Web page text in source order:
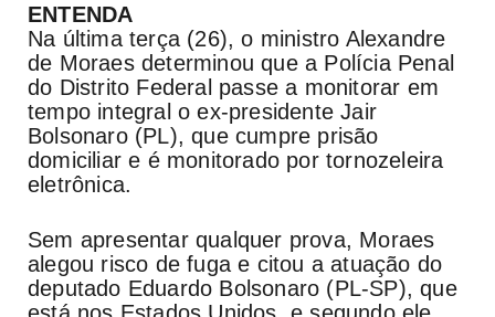
ENTENDA
Na última terça (26), o ministro Alexandre
de Moraes determinou que a Polícia Penal
do Distrito Federal passe a monitorar em
tempo integral o ex-presidente Jair
Bolsonaro (PL), que cumpre prisão
domiciliar e é monitorado por tornozeleira
eletrônica.
Sem apresentar qualquer prova, Moraes
alegou risco de fuga e citou a atuação do
deputado Eduardo Bolsonaro (PL-SP), que